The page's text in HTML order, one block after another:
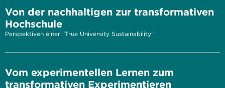
Von der nachhaltigen zur transformativen
Hochschule
Perspektiven einer "True University Sustainability"
Vom experimentellen Lernen zum
transformativen Experimentieren